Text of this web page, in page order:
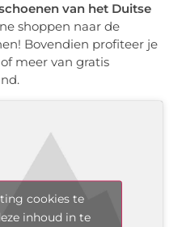
van het Duitse
shoppen naar de
Bovendien profiteer je
meer van gratis
cookies te
inhoud in te